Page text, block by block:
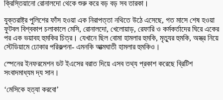
ক্রিস্তিয়ানো রোনালদো থেকে শুরু করে বড় বড় সব তারকা।
যুক্তরাষ্ট্র পুলিশের ফাঁস হওয়া এক নিরাপত্তা নথিতে উঠে এসেছে, গত মাসে শেষ হওয়া
ফুটবল বিশ্বকাপ চলাকালে মেসি, রোনালদো, খেলোয়াড়, রেফারি ও কর্মকর্তাদের ঘিরে একের
পর এক ভয়াবহ হুমকির চিত্র। যেখানে ছিল বোমা হামলার হুমকি, মৃত্যুর হুমকি, অস্ত্র নিয়ে
স্টেডিয়ামে ঢোকার পরিকল্পনা- এমনকি আত্মঘাতী হামলার হুমকিও।
স্পেনের ইনফরমেশন ডট ইএসের বরাত দিয়ে এসব তথ্য প্রকাশ করেছে ব্রিটিশ
সংবাদমাধ্যম দ্য সান।
‘মেসিকে হত্যা করবো’